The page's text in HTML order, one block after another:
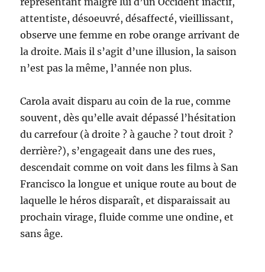
attentiste, désoeuvré, désaffecté, vieillissant,
observe une femme en robe orange arrivant de
la droite. Mais il s’agit d’une illusion, la saison
n’est pas la même, l’année non plus.
Carola avait disparu au coin de la rue, comme
souvent, dès qu’elle avait dépassé l’hésitation
du carrefour (à droite ? à gauche ? tout droit ?
derrière?), s’engageait dans une des rues,
descendait comme on voit dans les films à San
Francisco la longue et unique route au bout de
laquelle le héros disparaît, et disparaissait au
prochain virage, fluide comme une ondine, et
sans âge.